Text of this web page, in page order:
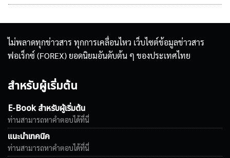
ไม่พลาดทุกข่าวสาร ทุกการเคลื่อนไหว เว็บไซต์ข้อมูลข่าวสาร
ฟอเร็กซ์ (FOREX) ยอดนิยมอันดับต้น ๆ ของประเทศไทย
สำหรับผู้เริ่มต้น
E-Book สำหรับผู้เริ่มต้น
ท่านสามารถหาคำตอบได้ที่นี่
แนะนำเทคนิค
ท่านสามารถหาคำตอบได้ที่นี่